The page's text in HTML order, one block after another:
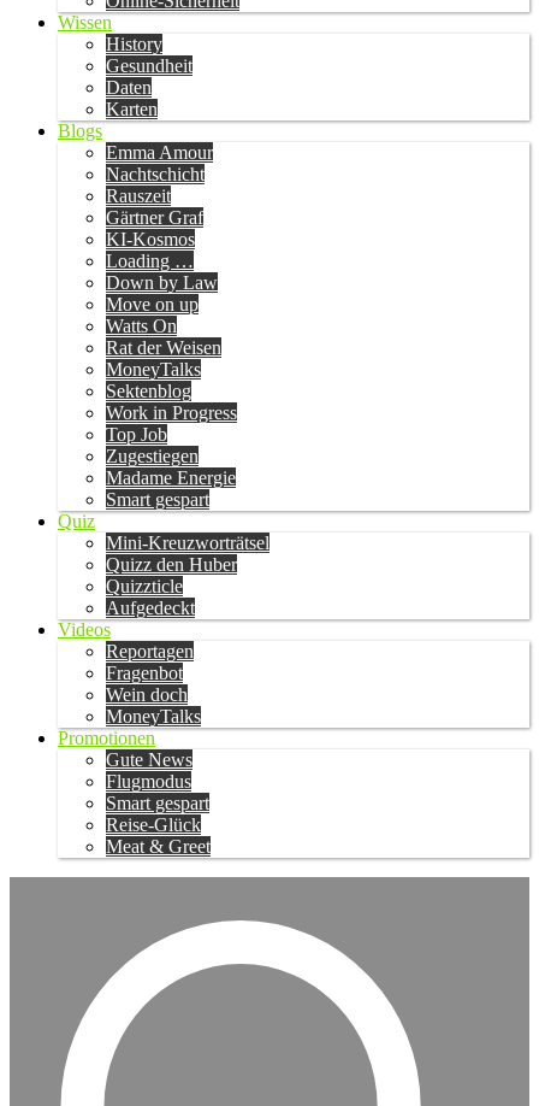
Wissen
History
Gesundheit
Daten
Karten
Blogs
Emma Amour
Nachtschicht
Rauszeit
Gärtner Graf
KI-Kosmos
Loading …
Down by Law
Move on up
Watts On
Rat der Weisen
MoneyTalks
Sektenblog
Work in Progress
Top Job
Zugestiegen
Madame Energie
Smart gespart
Quiz
Mini-Kreuzworträtsel
Quizz den Huber
Quizzticle
Aufgedeckt
Videos
Reportagen
Fragenbot
Wein doch
MoneyTalks
Promotionen
Gute News
Flugmodus
Smart gespart
Reise-Glück
Meat & Greet